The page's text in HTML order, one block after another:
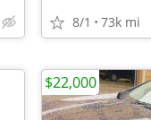
8/1 73k mi
$22,000